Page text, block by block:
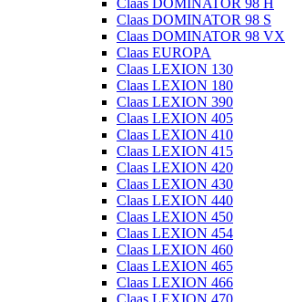
Claas DOMINATOR 98 H
Claas DOMINATOR 98 S
Claas DOMINATOR 98 VX
Claas EUROPA
Claas LEXION 130
Claas LEXION 180
Claas LEXION 390
Claas LEXION 405
Claas LEXION 410
Claas LEXION 415
Claas LEXION 420
Claas LEXION 430
Claas LEXION 440
Claas LEXION 450
Claas LEXION 454
Claas LEXION 460
Claas LEXION 465
Claas LEXION 466
Claas LEXION 470